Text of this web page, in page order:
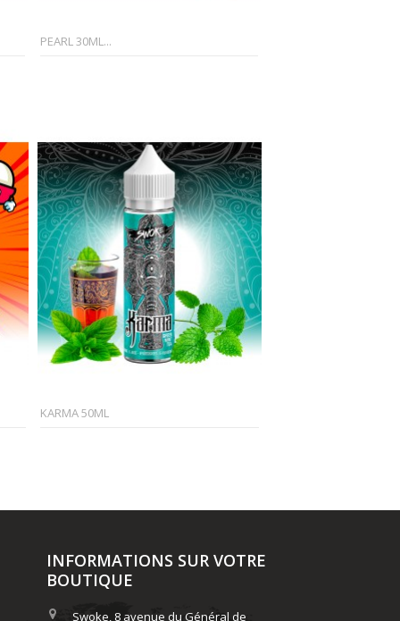
PEARL 30ML...
KARMA 50ML
INFORMATIONS SUR VOTRE
BOUTIQUE
Swoke, 8 avenue du Général de